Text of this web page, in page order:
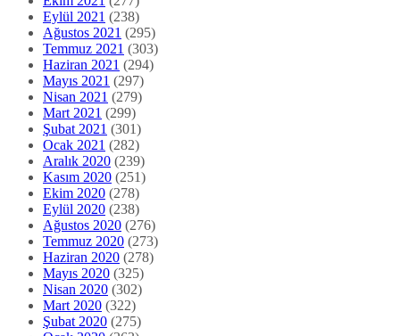
Eylül 2021 (238)
Ağustos 2021 (295)
Temmuz 2021 (303)
Haziran 2021 (294)
Mayıs 2021 (297)
Nisan 2021 (279)
Mart 2021 (299)
Şubat 2021 (301)
Ocak 2021 (282)
Aralık 2020 (239)
Kasım 2020 (251)
Ekim 2020 (278)
Eylül 2020 (238)
Ağustos 2020 (276)
Temmuz 2020 (273)
Haziran 2020 (278)
Mayıs 2020 (325)
Nisan 2020 (302)
Mart 2020 (322)
Şubat 2020 (275)